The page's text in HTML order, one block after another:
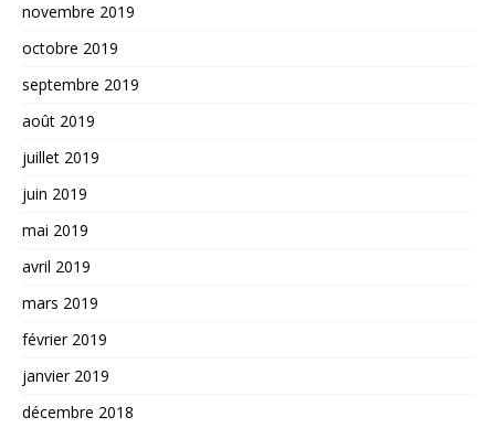
novembre 2019
octobre 2019
septembre 2019
août 2019
juillet 2019
juin 2019
mai 2019
avril 2019
mars 2019
février 2019
janvier 2019
décembre 2018